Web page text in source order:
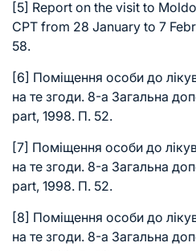
[5] Report on the visit to
CPT from 28 January to 7
58.
[6] Поміщення особи до
на те згоди. 8-а Загальна
part, 1998. П. 52.
[7] Поміщення особи до
на те згоди. 8-а Загальна
part, 1998. П. 52.
[8] Поміщення особи до
на те згоди. 8-а Загальна